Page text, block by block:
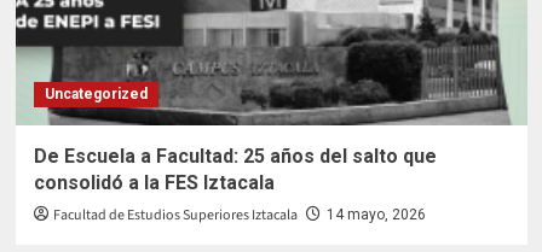
Uncategorized
De Escuela a Facultad: 25 años del salto que
consolidó a la FES Iztacala
Facultad de Estudios Superiores Iztacala 14 mayo, 2026